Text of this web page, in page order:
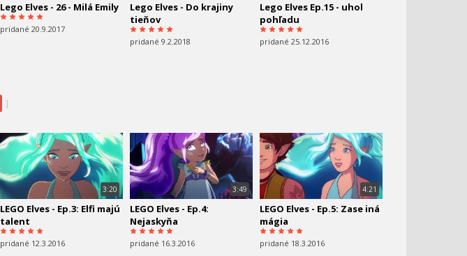
Lego Elves - 26 - Milá Emily
pridané 20.9.2017
Lego Elves - Do krajiny
tieňov
pridané 9.2.2018
Lego Elves Ep.15 - uhol
pohľadu
pridané 25.12.2016
]
3:20
LEGO Elves - Ep.3: Elfi majú
talent
pridané 12.3.2016
3:49
LEGO Elves - Ep.4:
Nejaskyňa
pridané 16.3.2016
4:21
LEGO Elves - Ep.5: Zase iná
mágia
pridané 18.3.2016